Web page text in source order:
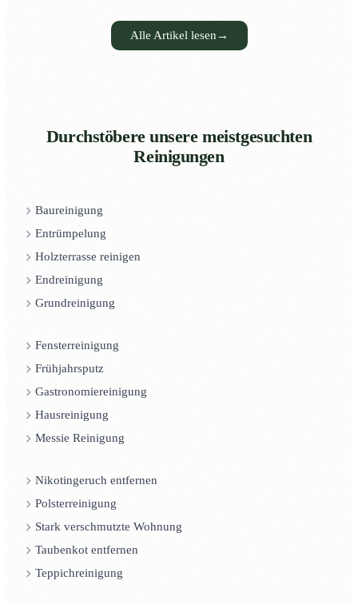
Alle Artikel lesen →
Durchstöbere unsere meistgesuchten
Reinigungen
Baureinigung
Entrümpelung
Holzterrasse reinigen
Endreinigung
Grundreinigung
Fensterreinigung
Frühjahrsputz
Gastronomiereinigung
Hausreinigung
Messie Reinigung
Nikotingeruch entfernen
Polsterreinigung
Stark verschmutzte Wohnung
Taubenkot entfernen
Teppichreinigung